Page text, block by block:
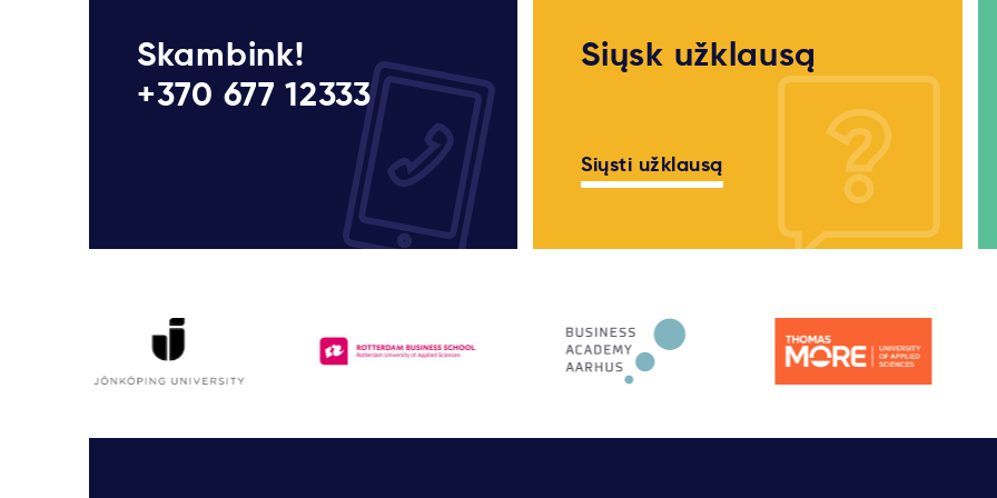
Skambink!
+370 677 12333
Siųsk užklausą
Siųsti užklausą